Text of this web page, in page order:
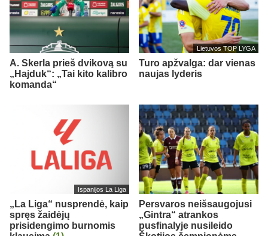
A. Skerla prieš dvikovą su
„Hajduk“: „Tai kito kalibro
komanda“
Lietuvos TOP LYGA
Turo apžvalga: dar vienas
naujas lyderis
Ispanijos La Liga
„La Liga“ nusprendė, kaip
spręs žaidėjų
prisidengimo burnomis
Persvaros neišsaugojusi
„Gintra“ atrankos
pusfinalyje nusileido